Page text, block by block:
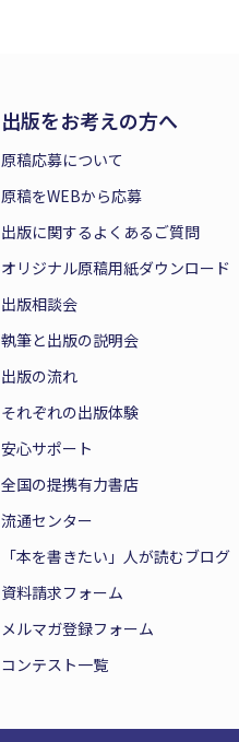
出版をお考えの方へ
原稿応募について
原稿をWEBから応募
出版に関するよくあるご質問
オリジナル原稿用紙ダウンロード
出版相談会
執筆と出版の説明会
出版の流れ
それぞれの出版体験
安心サポート
全国の提携有力書店
流通センター
「本を書きたい」人が読むブログ
資料請求フォーム
メルマガ登録フォーム
コンテスト一覧